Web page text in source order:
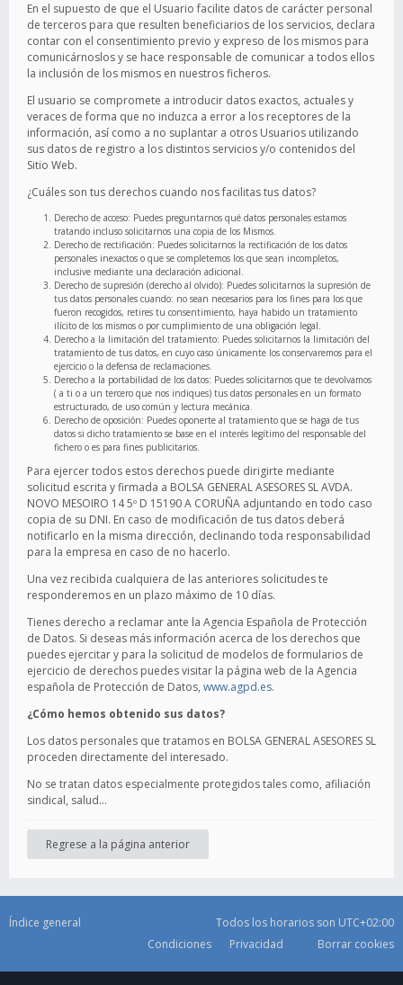
En el supuesto de que el Usuario facilite datos de carácter personal
de terceros para que resulten beneficiarios de los servicios, declara
contar con el consentimiento previo y expreso de los mismos para
comunicárnoslos y se hace responsable de comunicar a todos ellos
la inclusión de los mismos en nuestros ficheros.
El usuario se compromete a introducir datos exactos, actuales y
veraces de forma que no induzca a error a los receptores de la
información, así como a no suplantar a otros Usuarios utilizando
sus datos de registro a los distintos servicios y/o contenidos del
Sitio Web.
¿Cuáles son tus derechos cuando nos facilitas tus datos?
Derecho de acceso: Puedes preguntarnos qué datos personales estamos
tratando incluso solicitarnos una copia de los Mismos.
Derecho de rectificación: Puedes solicitarnos la rectificación de los datos
personales inexactos o que se completemos los que sean incompletos,
inclusive mediante una declaración adicional.
Derecho de supresión (derecho al olvido): Puedes solicitarnos la supresión de
tus datos personales cuando: no sean necesarios para los fines para los que
fueron recogidos, retires tu consentimiento, haya habido un tratamiento
ilícito de los mismos o por cumplimiento de una obligación legal.
Derecho a la limitación del tratamiento: Puedes solicitarnos la limitación del
tratamiento de tus datos, en cuyo caso únicamente los conservaremos para el
ejercicio o la defensa de reclamaciones.
Derecho a la portabilidad de los datos: Puedes solicitarnos que te devolvamos
( a ti o a un tercero que nos indiques) tus datos personales en un formato
estructurado, de uso común y lectura mecánica.
Derecho de oposición: Puedes oponerte al tratamiento que se haga de tus
datos si dicho tratamiento se base en el interés legítimo del responsable del
fichero o es para fines publicitarios.
Para ejercer todos estos derechos puede dirigirte mediante
solicitud escrita y firmada a BOLSA GENERAL ASESORES SL AVDA.
NOVO MESOIRO 14 5º D 15190 A CORUÑA adjuntando en todo caso
copia de su DNI. En caso de modificación de tus datos deberá
notificarlo en la misma dirección, declinando toda responsabilidad
para la empresa en caso de no hacerlo.
Una vez recibida cualquiera de las anteriores solicitudes te
responderemos en un plazo máximo de 10 días.
Tienes derecho a reclamar ante la Agencia Española de Protección
de Datos. Si deseas más información acerca de los derechos que
puedes ejercitar y para la solicitud de modelos de formularios de
ejercicio de derechos puedes visitar la página web de la Agencia
española de Protección de Datos, www.agpd.es.
¿Cómo hemos obtenido sus datos?
Los datos personales que tratamos en BOLSA GENERAL ASESORES SL
proceden directamente del interesado.
No se tratan datos especialmente protegidos tales como, afiliación
sindical, salud…
Regrese a la página anterior
Índice general Todos los horarios son UTC+02:00
Borrar cookies
Privacidad
Condiciones